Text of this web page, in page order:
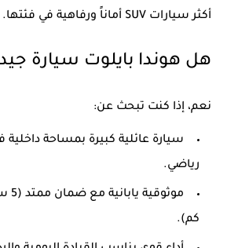
أكثر سيارات SUV أماناً ورفاهية في فئتها.
هل هوندا بايلوت سيارة
نعم، إذا كنت تبحث عن:
سيارة عائلية كبيرة بمساحة
رياضي.
كم).